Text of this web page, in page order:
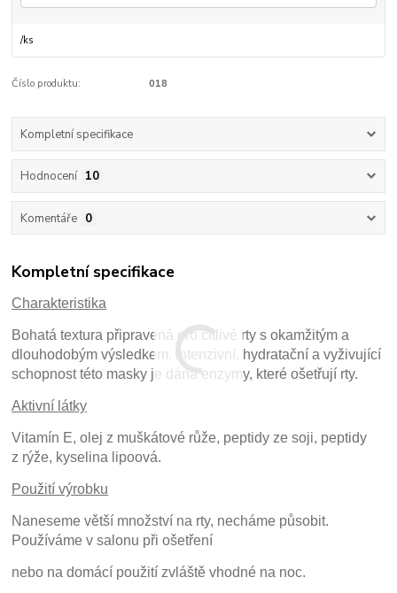
/ks
Číslo produktu: 018
Kompletní specifikace
Hodnocení 10
Komentáře 0
Kompletní specifikace
Charakteristika
Bohatá textura připravená pro citlivé rty s okamžitým a
dlouhodobým výsledkem. Intenzivní, hydratační a vyživující
schopnost této masky je dána enzymy, které ošetřují rty.
Aktivní látky
Vitamín E, olej z muškátové růže, peptidy ze soji, peptidy
z rýže, kyselina lipoová.
Použití výrobku
Naneseme větší množství na rty, necháme působit.
Používáme v salonu při ošetření
nebo na domácí použití zvláště vhodné na noc.